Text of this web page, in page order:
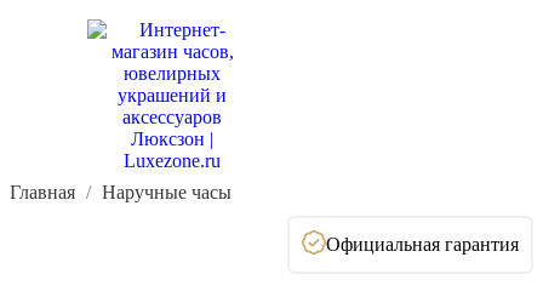
Главная Наручные часы
Официальная гарантия